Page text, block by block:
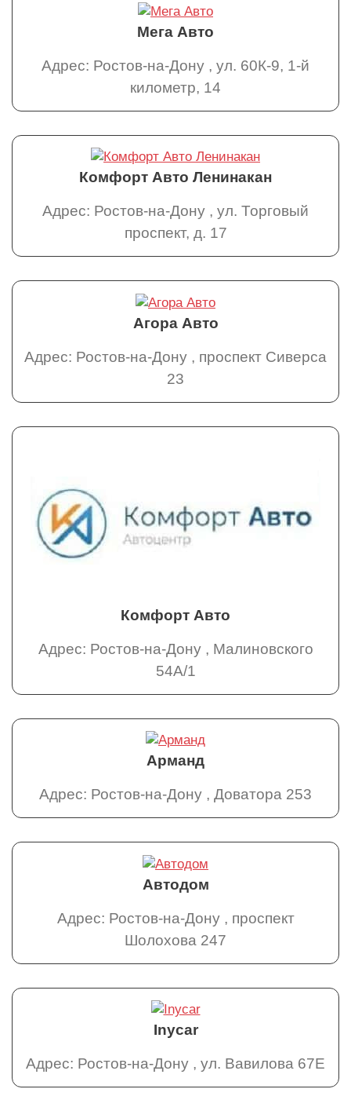
Мега Авто
Адрес: Ростов-на-Дону , ул. 60К-9, 1-й
километр, 14
Комфорт Авто Ленинакан
Адрес: Ростов-на-Дону , ул. Торговый
проспект, д. 17
Агора Авто
Адрес: Ростов-на-Дону , проспект Сиверса
23
Комфорт Авто
Адрес: Ростов-на-Дону , Малиновского
54А/1
Арманд
Адрес: Ростов-на-Дону , Доватора 253
Автодом
Адрес: Ростов-на-Дону , проспект
Шолохова 247
Inycar
Адрес: Ростов-на-Дону , ул. Вавилова 67Е